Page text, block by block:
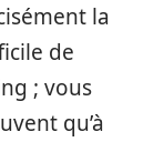
la
de
; vous
qu’à